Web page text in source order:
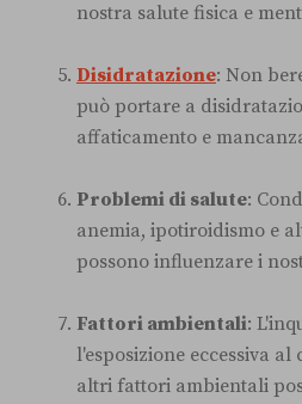
nostra salute fisica e
Disidratazione: Non
può portare a
affaticamento e
Problemi di salute:
anemia, ipotiroidismo e
possono influenzare i
Fattori ambientali:
l'esposizione eccessiva
altri fattori ambientali